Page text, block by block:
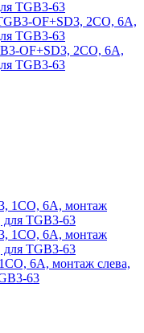
OF+SD3, 2CO, 6A,
TGB3-63
6A, монтаж слева,
63